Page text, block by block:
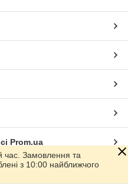
Prom.ua
час. Замовлення та
з 10:00 найближчого